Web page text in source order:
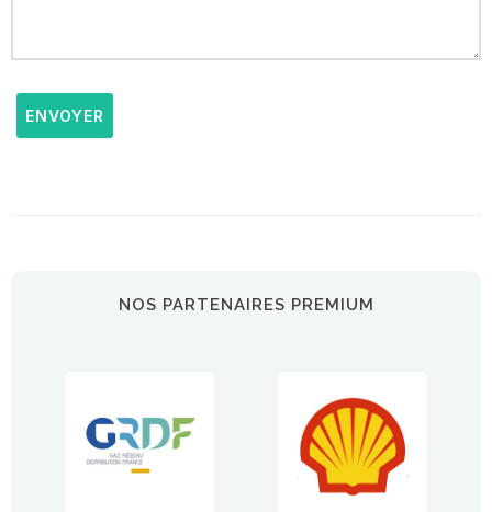
ENVOYER
NOS PARTENAIRES PREMIUM